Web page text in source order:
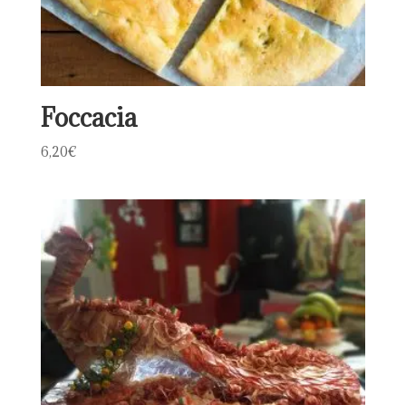
Foccacia
6,20€